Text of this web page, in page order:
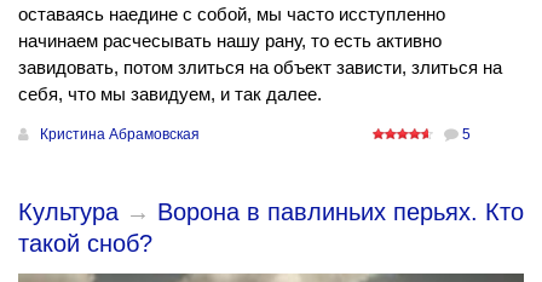
оставаясь наедине с собой, мы часто исступленно
начинаем расчесывать нашу рану, то есть активно
завидовать, потом злиться на объект зависти, злиться на
себя, что мы завидуем, и так далее.
Кристина Абрамовская 5
Культура → Ворона в павлиньих перьях. Кто
такой сноб?